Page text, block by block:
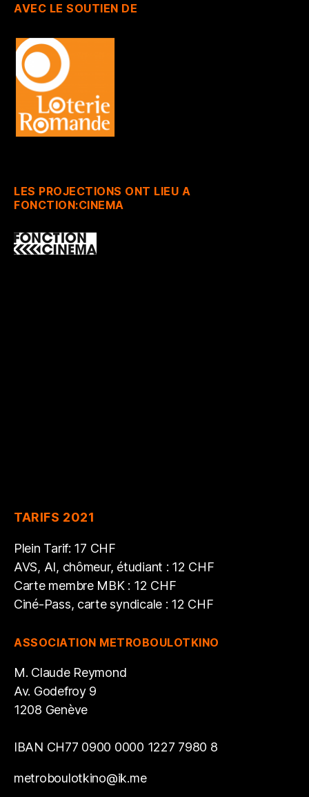
AVEC LE SOUTIEN DE
LES PROJECTIONS ONT LIEU A
FONCTION:CINEMA
TARIFS 2021
Plein Tarif: 17 CHF
AVS, AI, chômeur, étudiant : 12 CHF
Carte membre MBK : 12 CHF
Ciné-Pass, carte syndicale : 12 CHF
ASSOCIATION METROBOULOTKINO
M. Claude Reymond
Av. Godefroy 9
1208 Genève
IBAN CH77 0900 0000 1227 7980 8
metroboulotkino@ik.me